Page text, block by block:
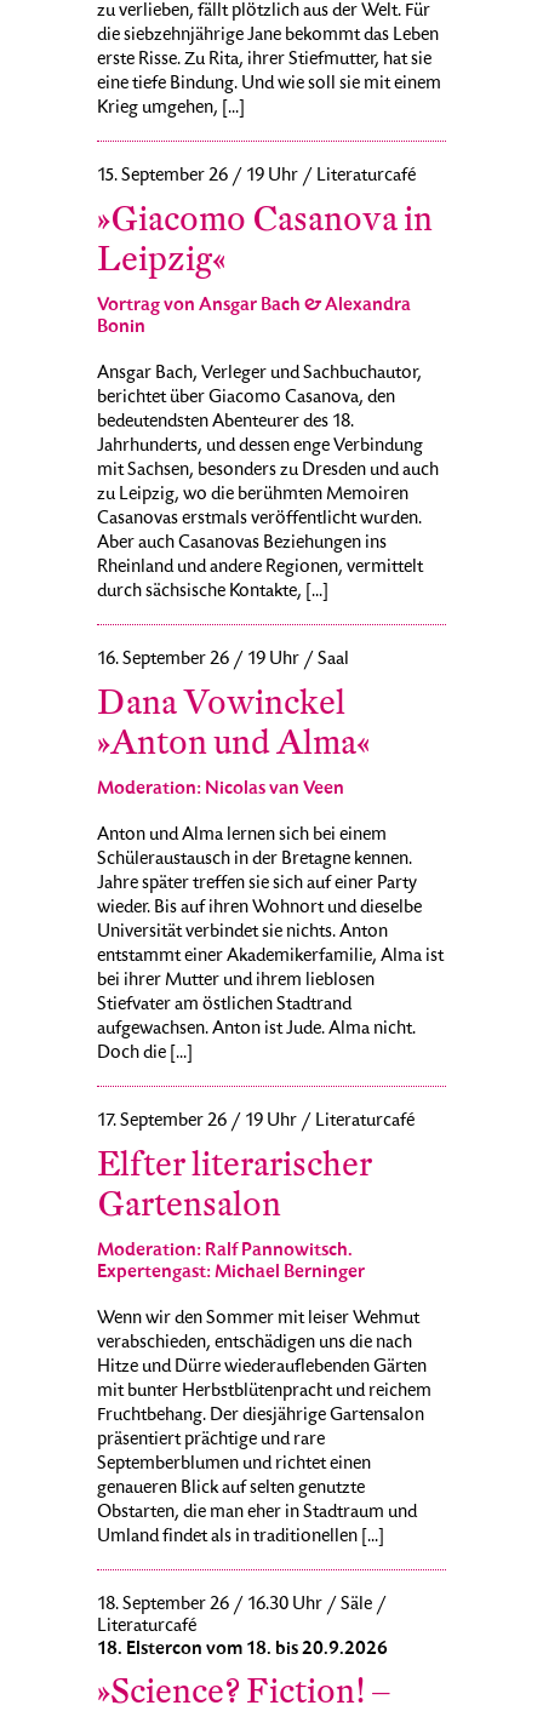
zu verlieben, fällt plötzlich aus der Welt. Für
die siebzehnjährige Jane bekommt das Leben
erste Risse. Zu Rita, ihrer Stiefmutter, hat sie
eine tiefe Bindung. Und wie soll sie mit einem
Krieg umgehen, [...]
15. September 26 / 19 Uhr / Literaturcafé
»Giacomo Casanova in
Leipzig«
Vortrag von Ansgar Bach & Alexandra
Bonin
Ansgar Bach, Verleger und Sachbuchautor,
berichtet über Giacomo Casanova, den
bedeutendsten Abenteurer des 18.
Jahrhunderts, und dessen enge Verbindung
mit Sachsen, besonders zu Dresden und auch
zu Leipzig, wo die berühmten Memoiren
Casanovas erstmals veröffentlicht wurden.
Aber auch Casanovas Beziehungen ins
Rheinland und andere Regionen, vermittelt
durch sächsische Kontakte, [...]
16. September 26 / 19 Uhr / Saal
Dana Vowinckel
»Anton und Alma«
Moderation: Nicolas van Veen
Anton und Alma lernen sich bei einem
Schüleraustausch in der Bretagne kennen.
Jahre später treffen sie sich auf einer Party
wieder. Bis auf ihren Wohnort und dieselbe
Universität verbindet sie nichts. Anton
entstammt einer Akademikerfamilie, Alma ist
bei ihrer Mutter und ihrem lieblosen
Stiefvater am östlichen Stadtrand
aufgewachsen. Anton ist Jude. Alma nicht.
Doch die [...]
17. September 26 / 19 Uhr / Literaturcafé
Elfter literarischer
Gartensalon
Moderation: Ralf Pannowitsch.
Expertengast: Michael Berninger
Wenn wir den Sommer mit leiser Wehmut
verabschieden, entschädigen uns die nach
Hitze und Dürre wiederauflebenden Gärten
mit bunter Herbstblütenpracht und reichem
Fruchtbehang. Der diesjährige Gartensalon
präsentiert prächtige und rare
Septemberblumen und richtet einen
genaueren Blick auf selten genutzte
Obstarten, die man eher in Stadtraum und
Umland findet als in traditionellen [...]
18. September 26 / 16.30 Uhr / Säle /
Literaturcafé
18. Elstercon vom 18. bis 20.9.2026
»Science? Fiction! –